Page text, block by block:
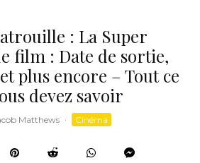
: La Super
film : Date de sortie,
plus encore – Tout ce
devez savoir
Matthews · Cinéma